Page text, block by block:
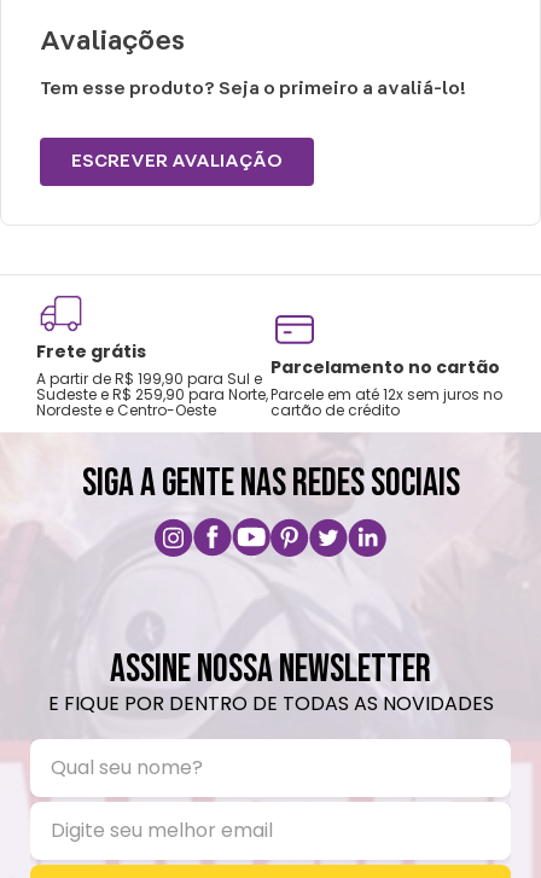
Avaliações
Tem esse produto? Seja o primeiro a avaliá-lo!
ESCREVER AVALIAÇÃO
Frete grátis
A partir de R$ 199,90 para Sul e
Sudeste e R$ 259,90 para Norte,
Nordeste e Centro-Oeste
Parcelamento no cartão
Parcele em até 12x sem juros no
cartão de crédito
SIGA A GENTE NAS REDES SOCIAIS
ASSINE NOSSA NEWSLETTER
E FIQUE POR DENTRO DE TODAS AS NOVIDADES